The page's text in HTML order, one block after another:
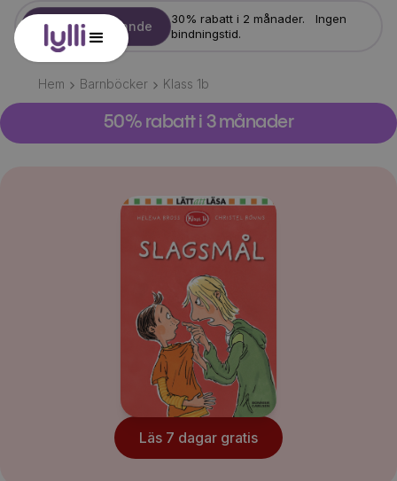
Starta erbjudande
30% rabatt i 2 månader. Ingen
bindningstid.
Hem Barnböcker Klass 1b
50% rabatt i 3 månader
Läs 7 dagar gratis